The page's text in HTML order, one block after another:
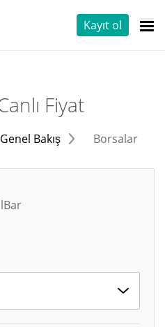
Kayıt ol
Fiyat
Genel Bakış Borsalar